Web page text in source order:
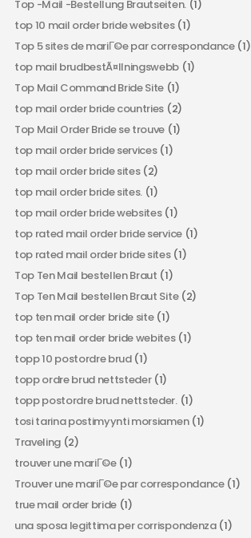
Top -Mail -Bestellung Brautseiten.(1)
top 10 mail order bride websites(1)
Top 5 sites de mariГ©e par correspondance(1)
top mail brudbestÃ¤llningswebb (1)
Top Mail Command Bride Site (1)
top mail order bride countries (2)
Top Mail Order Bride se trouve (1)
top mail order bride services(1)
top mail order bride sites(2)
top mail order bride sites. (1)
top mail order bride websites(1)
top rated mail order bride service(1)
top rated mail order bride sites(1)
Top Ten Mail bestellen Braut (1)
Top Ten Mail bestellen Braut Site(2)
top ten mail order bride site(1)
top ten mail order bride webites(1)
topp 10 postordre brud(1)
topp ordre brud nettsteder(1)
topp postordre brud nettsteder.(1)
tosi tarina postimyynti morsiamen(1)
Traveling(2)
trouver une mariГ©e(1)
Trouver une mariГ©e par correspondance(1)
true mail order bride (1)
una sposa legittima per corrispondenza(1)